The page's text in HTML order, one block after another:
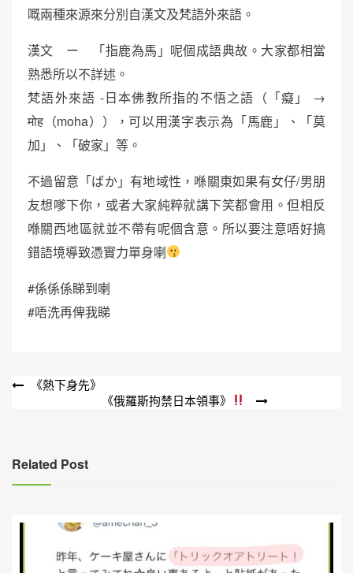
嘅兩種來源來分別自漢文及梵語外來語。
漢文 ー 「指鹿為馬」呢個成語典故。大家都相當
熟悉所以不詳述。
梵語外來語 -日本佛教所指的不悟之語（「癡」 →
मोह（moha）），可以用漢字表示為「馬鹿」、「莫
加」、「破家」等。
不過留意「ばか」有地域性，喺關東如果有女仔/男朋
友想嗲下你，或者大家純粹就講下笑都會用。但相反
喺關西地區就並不帶有呢個含意。所以要注意唔好搞
錯語境導致憑實力單身喇
#係係係睇到喇
#唔洗再俾我睇
文
覽
《熱下身先》
《俄羅斯拘禁日本領事》
Related Post